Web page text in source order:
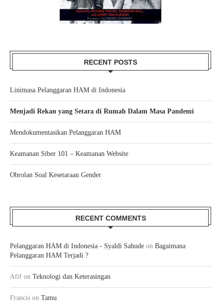
RECENT POSTS
Linimasa Pelanggaran HAM di Indonesia
Menjadi Rekan yang Setara di Rumah Dalam Masa Pandemi
Mendokumentasikan Pelanggaran HAM
Keamanan Siber 101 – Keamanan Website
Obrolan Soal Kesetaraan Gender
RECENT COMMENTS
Pelanggaran HAM di Indonesia - Syaldi Sahude on Bagaimana
Pelanggaran HAM Terjadi ?
Afif on Teknologi dan Keterasingan
Francis on Tamu